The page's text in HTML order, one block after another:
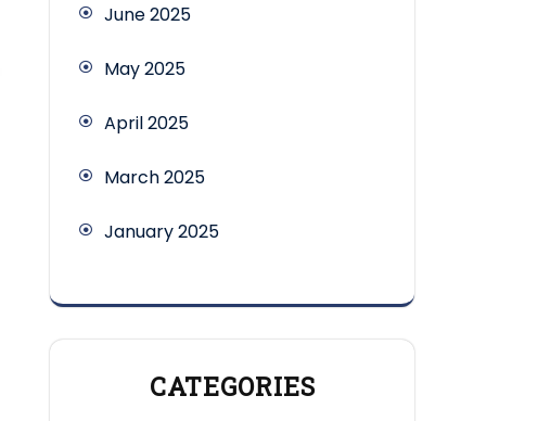
June 2025
May 2025
April 2025
March 2025
January 2025
CATEGORIES